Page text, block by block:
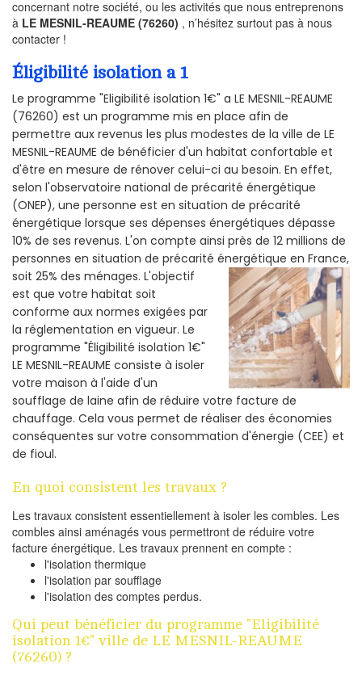
concernant notre société, ou les activités que nous entreprenons
à LE MESNIL-REAUME (76260) , n’hésitez surtout pas à nous
contacter !
Éligibilité isolation a 1
Le programme "Eligibilité isolation 1€" a LE MESNIL-REAUME
(76260) est un programme mis en place afin de
permettre aux revenus les plus modestes de la ville de LE
MESNIL-REAUME de bénéficier d'un habitat confortable et
d'être en mesure de rénover celui-ci au besoin. En effet,
selon l'observatoire national de précarité énergétique
(ONEP), une personne est en situation de précarité
énergétique lorsque ses dépenses énergétiques dépasse
10% de ses revenus. L'on compte ainsi près de 12 millions de
personnes en situation de précarité énergétique en France,
soit 25% des ménages. L'objectif
est que votre habitat soit
conforme aux normes exigées par
la réglementation en vigueur. Le
programme "Éligibilité isolation 1€"
LE MESNIL-REAUME consiste à isoler
votre maison à l'aide d'un
soufflage de laine afin de réduire votre facture de
chauffage. Cela vous permet de réaliser des économies
conséquentes sur votre consommation d'énergie (CEE) et
de fioul.
En quoi consistent les travaux ?
Les travaux consistent essentiellement à isoler les combles. Les
combles ainsi aménagés vous permettront de réduire votre
facture énergétique. Les travaux prennent en compte :
l'isolation thermique
l'isolation par soufflage
l'isolation des comptes perdus.
Qui peut bénéficier du programme "Eligibilité
isolation 1€" ville de LE MESNIL-REAUME
(76260) ?